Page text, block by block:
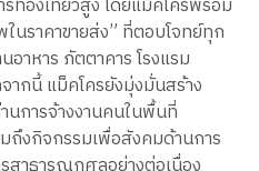
ราคาขายส่ง” ที่ตอบโจทย์ทุก
าหาร ภัตตาคาร โรงแรม
ากนี้ แม็คโครยังมุ่งมั่นสร้าง
นการจ้างงานคนในพื้นที่
งกิจกรรมเพื่อสังคมด้านการ